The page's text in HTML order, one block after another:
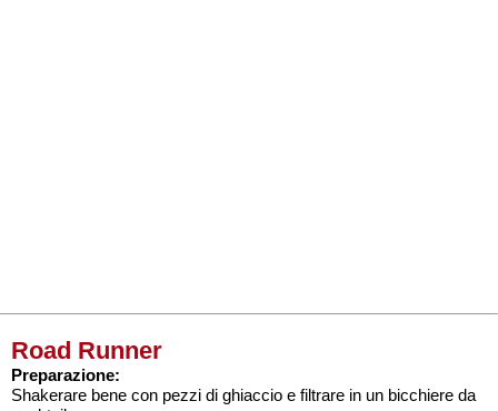
Road Runner
Preparazione:
Shakerare bene con pezzi di ghiaccio e filtrare in un bicchiere da